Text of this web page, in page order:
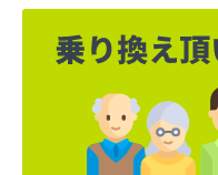
株式会社ガスパル
株式会社ガスパル
株式会社キクチ
株式会社クレックス
株式会社クレック
株式会社グローバル